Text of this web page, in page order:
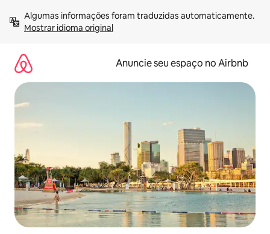
para
Mostrar idioma original
Anuncie seu espaço no Airbnb